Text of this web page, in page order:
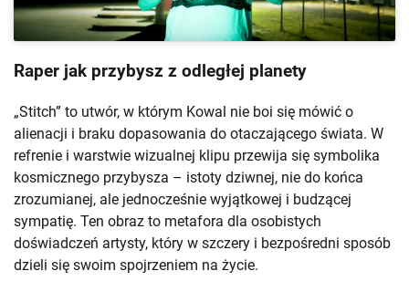
Raper jak przybysz z odległej planety
„Stitch” to utwór, w którym Kowal nie boi się mówić o
alienacji i braku dopasowania do otaczającego świata. W
refrenie i warstwie wizualnej klipu przewija się symbolika
kosmicznego przybysza – istoty dziwnej, nie do końca
zrozumianej, ale jednocześnie wyjątkowej i budzącej
sympatię. Ten obraz to metafora dla osobistych
doświadczeń artysty, który w szczery i bezpośredni sposób
dzieli się swoim spojrzeniem na życie.